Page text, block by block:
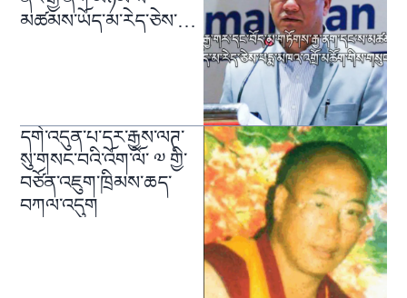
མཚམས་ཡོད་མ་རེད་ཅེས་
དགེ་འདུན་པ་དར་རྒྱས་ལཊ་
སུ་གསང་བའི་འོག་ལོ་ ༧ གྱི་
བཙོན་འཇུག་ཁྲིམས་ཆད་
བཀལ་འདུག